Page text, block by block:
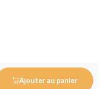
Ajouter au panier